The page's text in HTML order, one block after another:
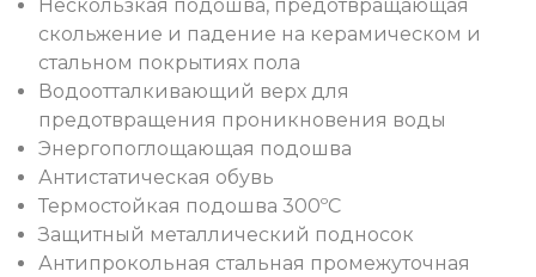
Нескользкая подошва, предотвращающая
скольжение и падение на керамическом и
стальном покрытиях пола
Водоотталкивающий верх для
предотвращения проникновения воды
Энергопоглощающая подошва
Антистатическая обувь
Термостойкая подошва 300ºC
Защитный металлический подносок
Антипрокольная стальная промежуточная